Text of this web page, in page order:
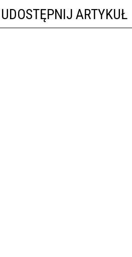
UDOSTĘPNIJ ARTYKUŁ